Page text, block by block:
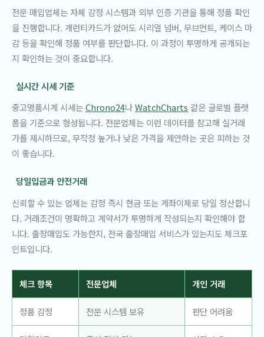
전문 매입업체는 자체 감정 시스템과 외부 인증 기관을 통해 정품 확인
을 진행합니다. 개런티카드가 없어도 시리얼 넘버, 무브먼트, 케이스 마
감 등을 확인해 정품 여부를 판단합니다. 이 과정이 투명하게 공개되는
지 확인하는 것이 중요합니다.
실시간 시세 기준
중고명품시계 시세는Chrono24나WatchCharts 같은 글로벌 플랫
폼을 기준으로 형성됩니다. 전문업체는 이런 데이터를 참고해 실거래
가를 제시하므로, 무작정 높거나 낮은 가격을 제안하는 곳은 피하는 것
이 좋습니다.
당일입금과 안전거래
신뢰할 수 있는 업체는 감정 즉시 현금 또는 계좌이체로 당일 정산합니
다. 거래조건이 명확하고 계약서가 투명하게 작성되는지 확인해야 합
니다. 출장매입도 가능한지, 전국 출장매입 서비스가 있는지도 체크포
인트입니다.
체크 항목 전문업체 개인 거래
정품 감정 전문 시스템 보유 판단 어려움